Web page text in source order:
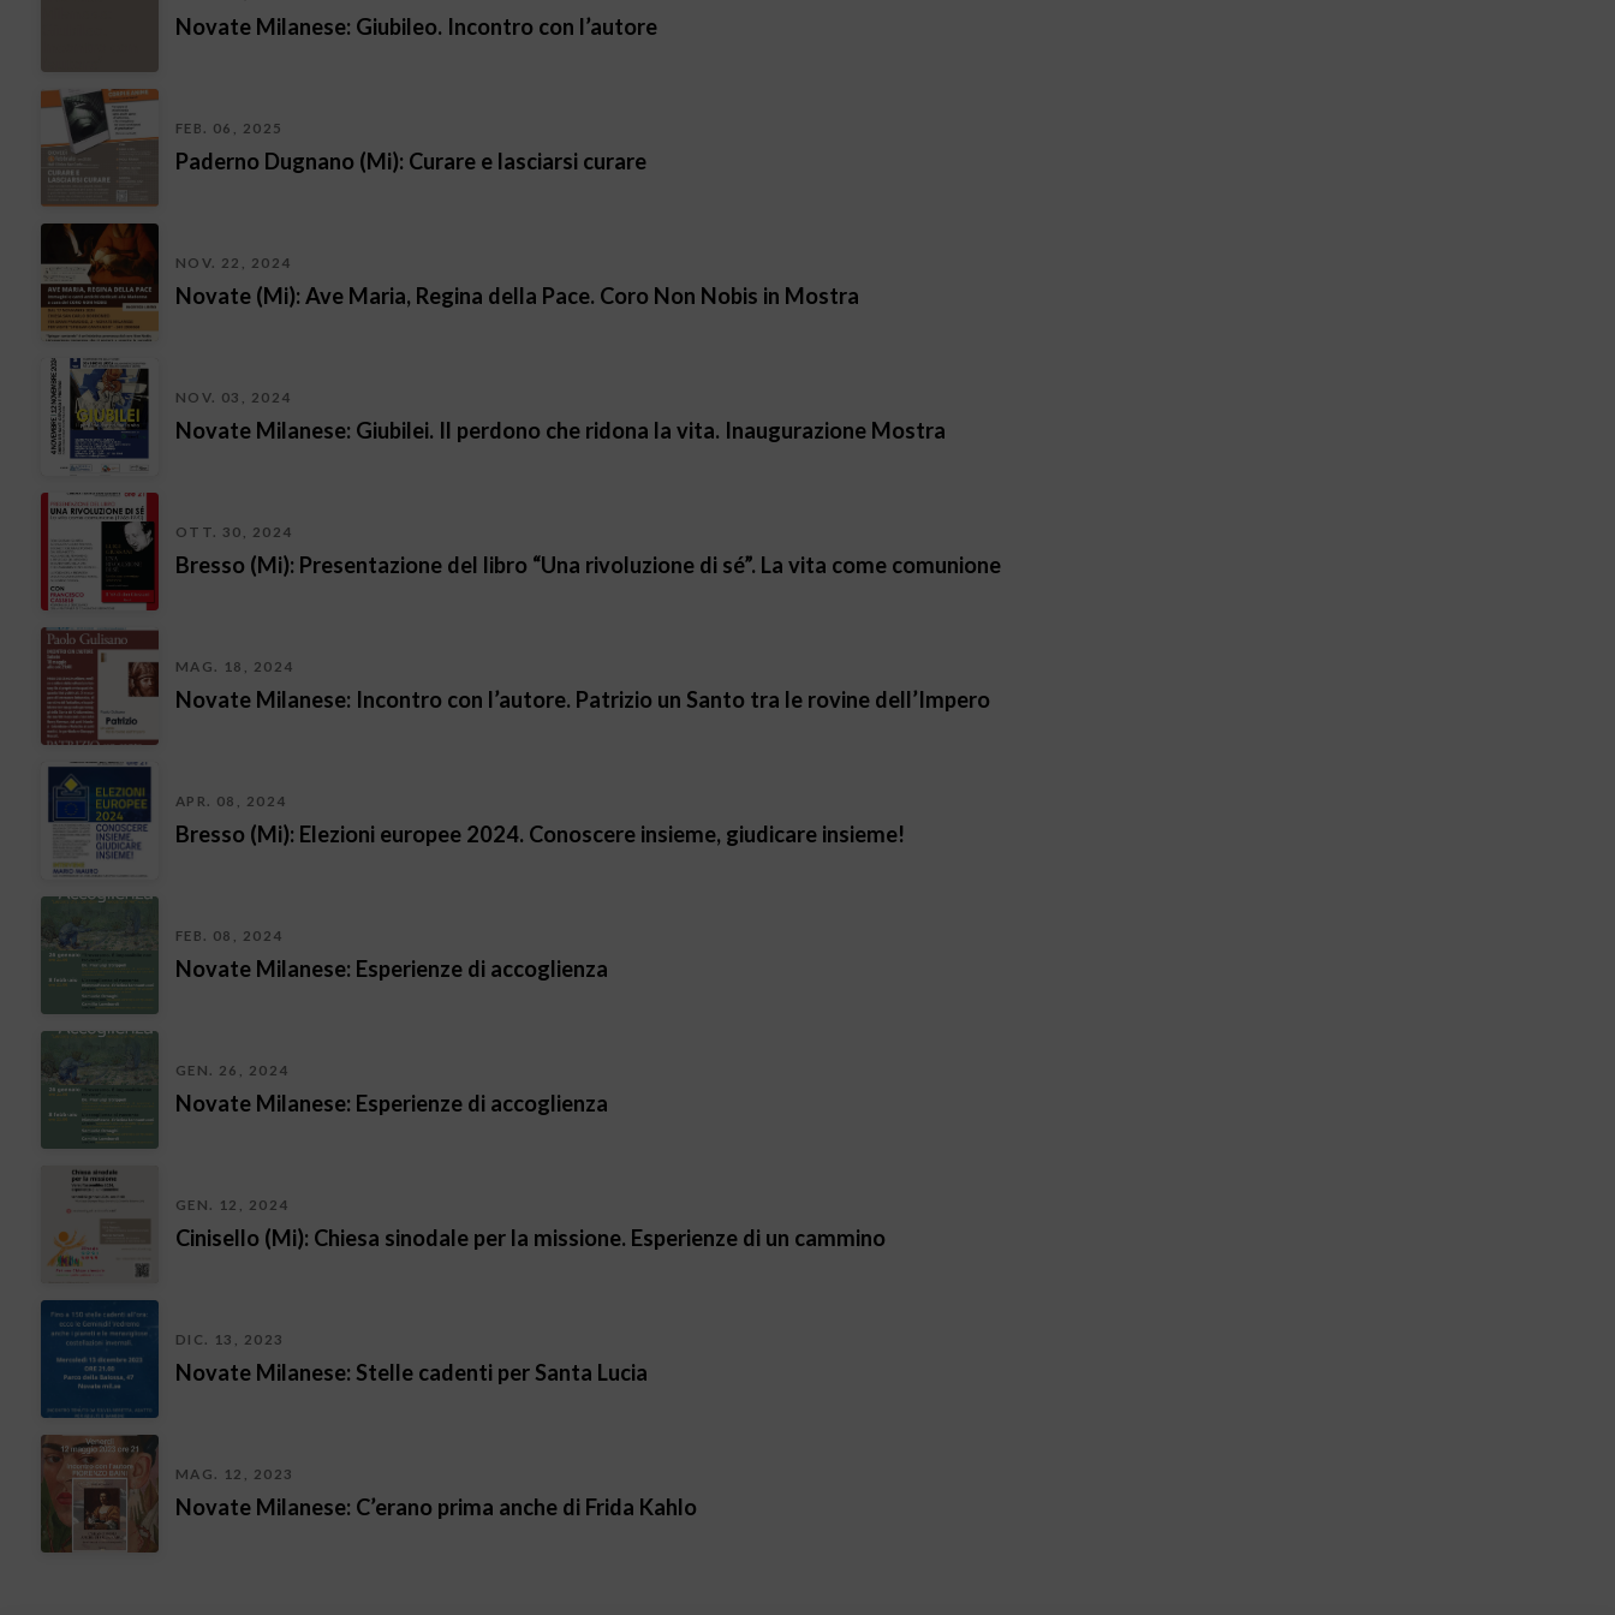
Novate Milanese: Giubileo. Incontro con l’autore
FEB. 06, 2025
Paderno Dugnano (Mi): Curare e lasciarsi curare
NOV. 22, 2024
Novate (Mi): Ave Maria, Regina della Pace. Coro Non Nobis in Mostra
NOV. 03, 2024
Novate Milanese: Giubilei. Il perdono che ridona la vita. Inaugurazione Mostra
OTT. 30, 2024
Bresso (Mi): Presentazione del libro “Una rivoluzione di sé”. La vita come comunione
MAG. 18, 2024
Novate Milanese: Incontro con l’autore. Patrizio un Santo tra le rovine dell’Impero
APR. 08, 2024
Bresso (Mi): Elezioni europee 2024. Conoscere insieme, giudicare insieme!
FEB. 08, 2024
Novate Milanese: Esperienze di accoglienza
GEN. 26, 2024
Novate Milanese: Esperienze di accoglienza
GEN. 12, 2024
Cinisello (Mi): Chiesa sinodale per la missione. Esperienze di un cammino
DIC. 13, 2023
Novate Milanese: Stelle cadenti per Santa Lucia
MAG. 12, 2023
Novate Milanese: C’erano prima anche di Frida Kahlo